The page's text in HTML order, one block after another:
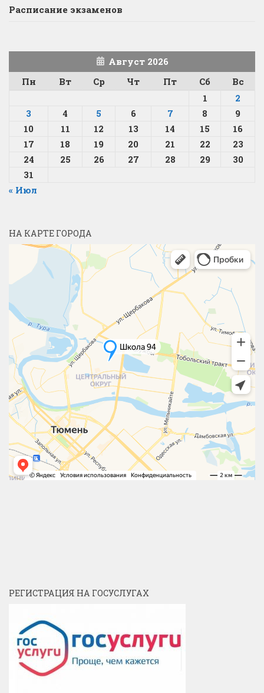
Расписание экзаменов
Август 2026
Пн
Вт Ср Чт Пт Сб
Вс
1
2
3
4 5 6 7 8
9
10
11 12 13 14 15
16
17
18 19 20 21 22
23
24
25 26 27 28 29
30
31
« Июл
НА КАРТЕ ГОРОДА
РЕГИСТРАЦИЯ НА ГОСУСЛУГАХ